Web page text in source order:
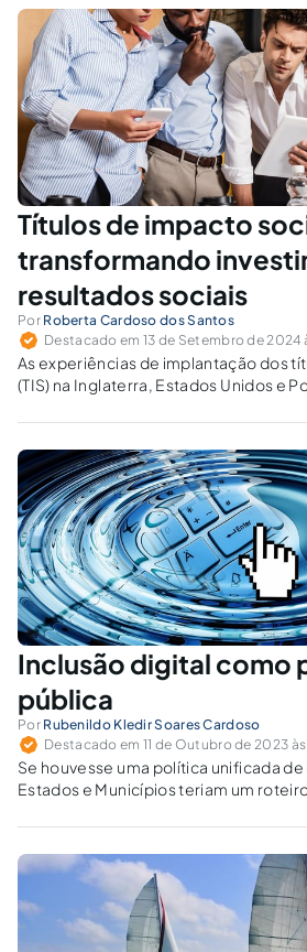
Títulos de impacto
transformando
resultados sociais
Por Roberta Cardoso dos Santos
Destacado em 13 de Setembro de 2024
As experiências de implantação dos
(TIS) na Inglaterra, Estados Unidos e Portugal
educação.
Inclusão digital como
pública
Por Rubenildo Kledir Soares Cardoso
Destacado em 11 de Outubro de 2023 às
Se houvesse uma política unificada
Estados e Municípios teriam um
implantação.